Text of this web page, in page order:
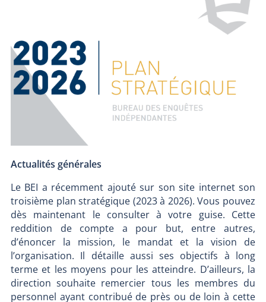
Actualités générales
Le BEI a récemment ajouté sur son site internet son
troisième plan stratégique (2023 à 2026). Vous pouvez
dès maintenant le consulter à votre guise. Cette
reddition de compte a pour but, entre autres,
d’énoncer la mission, le mandat et la vision de
l’organisation. Il détaille aussi ses objectifs à long
terme et les moyens pour les atteindre. D’ailleurs, la
direction souhaite remercier tous les membres du
personnel ayant contribué de près ou de loin à cette